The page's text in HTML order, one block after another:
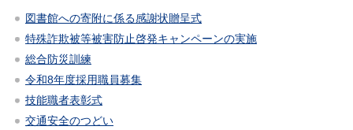
図書館への寄附に係る感謝状贈呈式
特殊詐欺被等被害防止啓発キャンペーンの実施
総合防災訓練
令和8年度採用職員募集
技能職者表彰式
交通安全のつどい